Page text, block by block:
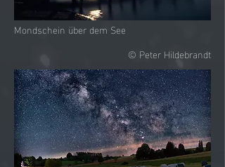
Mondschein über dem See
© Peter Hildebrandt